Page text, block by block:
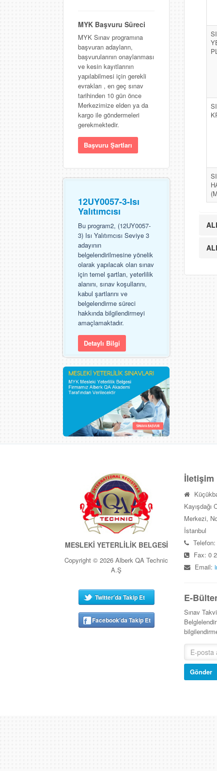
MYK Başvuru Süreci
MYK Sınav programına
başvuran adayların,
başvurularının onaylanması
ve kesin kayıtlarının
yapılabilmesi için gerekli
evrakları , en geç sınav
tarihinden 10 gün önce
Merkezimize elden ya da
kargo ile göndermeleri
gerekmektedir.
Başvuru Şartları
12UY0057-3-Isı
Yalıtımcısı
Bu program2, (12UY0057-
3) Isı Yalıtımcısı Seviye 3
adayının
belgelendirilmesine yönelik
olarak yapılacak olan sınav
için temel şartları, yeterlilik
alanını, sınav koşullarını,
kabul şartlarını ve
belgelendirme süreci
hakkında bilgilendirmeyi
amaçlamaktadır.
Detaylı Bilgi
MESLEKİ YETERLİLİK BELGESİ
Copyright © 2026 Alberk QA Technic
A.Ş
Twitter'da Takip Et
Facebook'da Takip Et
İletişim
Kayışdağı
Merkezi,
İstanbul
Fax: 0
Email:
E-
Sınav
Gönder